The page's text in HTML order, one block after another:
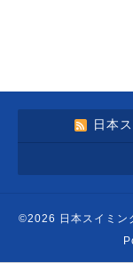
日本
©2026 日本スイミン